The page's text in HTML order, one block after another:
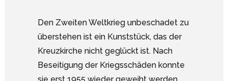
Den Zweiten Weltkrieg unbeschadet zu
überstehen ist ein Kunststück, das der
Kreuzkirche nicht geglückt ist. Nach
Beseitigung der Kriegsschäden konnte